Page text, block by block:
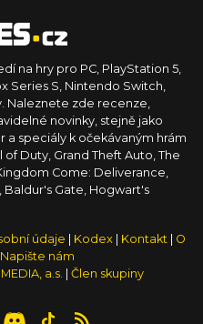
na hry pro PC, PlayStation 5,
Series S, Nintendo Switch,
Naleznete zde recenze,
novinky, stejně jako
a speciály k očekávaným hrám
of Duty, Grand Theft Auto, The
Come: Deliverance,
Baldur's Gate, Hogwart's
údaje Kodex Kontakt
O
Napište nám
a.s.
Člen skupiny